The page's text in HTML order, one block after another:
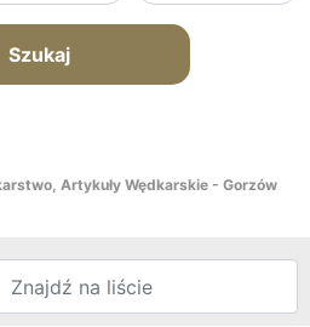
Szukaj
Artykuły Wędkarskie - Gorzów